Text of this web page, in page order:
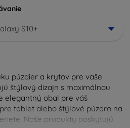
S10+
púzdier a krytov pre vaše
štýlový dizajn s maximálnou
elegantný obal pre váš
tablet alebo štýlové púzdro na
Naše produkty poskytujú